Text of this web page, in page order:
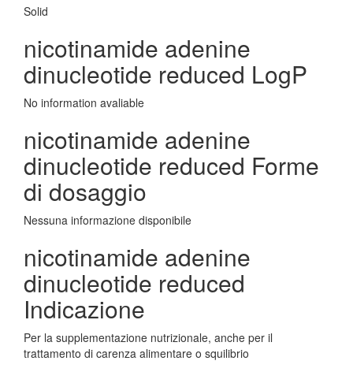
Solid
nicotinamide adenine
dinucleotide reduced LogP
No information avaliable
nicotinamide adenine
dinucleotide reduced Forme
di dosaggio
Nessuna informazione disponibile
nicotinamide adenine
dinucleotide reduced
Indicazione
Per la supplementazione nutrizionale, anche per il
trattamento di carenza alimentare o squilibrio